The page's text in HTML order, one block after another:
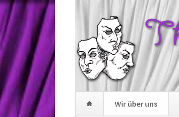
Wir über uns